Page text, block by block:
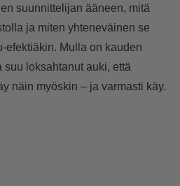
suunnittelijan ääneen, mitä
ja miten yhteneväinen se
efektiäkin. Mulla on kauden
loksahtanut auki, että
näin myöskin – ja varmasti käy.